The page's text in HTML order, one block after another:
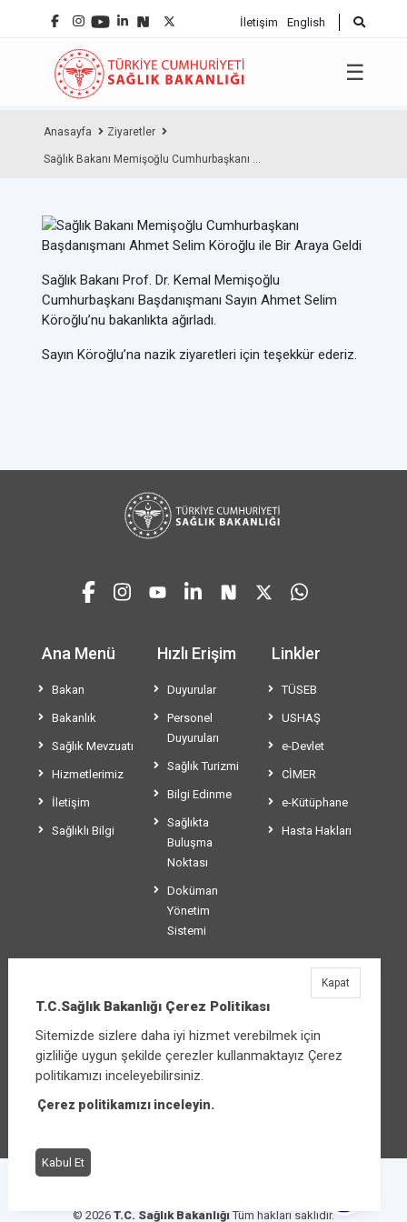
İletişim English
☰
Anasayfa Ziyaretler
Sağlık Bakanı Memişoğlu Cumhurbaşkanı ...
Sağlık Bakanı Prof. Dr. Kemal Memişoğlu
Cumhurbaşkanı Başdanışmanı Sayın Ahmet Selim
Köroğlu’nu bakanlıkta ağırladı.
Sayın Köroğlu’na nazik ziyaretleri için teşekkür ederiz.
Ana Menü
Bakan
Bakanlık
Sağlık Mevzuatı
Hizmetlerimiz
İletişim
Sağlıklı Bilgi
Hızlı Erişim
Duyurular
Personel
Duyuruları
Sağlık Turizmi
Bilgi Edinme
Sağlıkta
Buluşma
Noktası
Doküman
Yönetim
Sistemi
Linkler
TÜSEB
USHAŞ
e-Devlet
CİMER
e-Kütüphane
Hasta Hakları
T.C.Sağlık Bakanlığı
Üniversiteler Mahallesi Şehit Mehmet Bayraktar
Caddesi No:3 Çankaya/Ankara
Santral:+90 312 585 10 00
© 2026 T.C. Sağlık BakanlığıTüm hakları saklıdır.
T.C.Sağlık Bakanlığı Çerez Politikası
Sitemizde sizlere daha iyi hizmet verebilmek için
gizliliğe uygun şekilde çerezler kullanmaktayız Çerez
politikamızı inceleyebilirsiniz.
Çerez politikamızı inceleyin.
Kabul Et
Kapat